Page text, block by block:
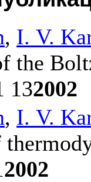
, I. V.
the
132002
, I. V.
2002